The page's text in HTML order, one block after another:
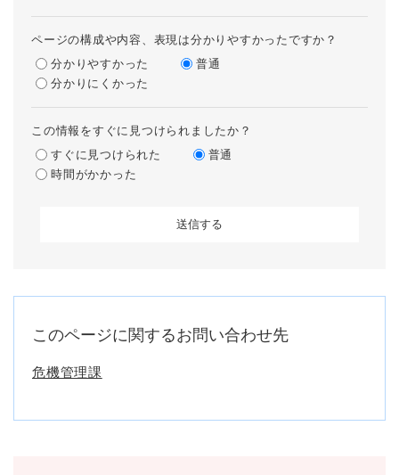
ページの構成や内容、表現は分かりやすかったですか？
分かりやすかった
普通
分かりにくかった
この情報をすぐに見つけられましたか？
すぐに見つけられた
普通
時間がかかった
このページに関するお問い合わせ先
危機管理課